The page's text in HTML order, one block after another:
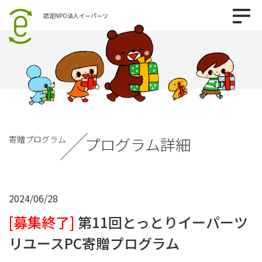
認定NPO法人イーパーツ
寄贈プログラム プログラム詳細
2024/06/28
[募集終了] 第11回とっとりイーパーツ
リユースPC寄贈プログラム